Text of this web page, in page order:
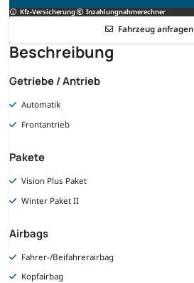
Kfz-Versicherung Inzahlungnahmerechner
Fahrzeug anfragen
Beschreibung
Getriebe / Antrieb
Automatik
Frontantrieb
Pakete
Vision Plus Paket
Winter Paket II
Airbags
Fahrer-/Beifahrerairbag
Kopfairbag